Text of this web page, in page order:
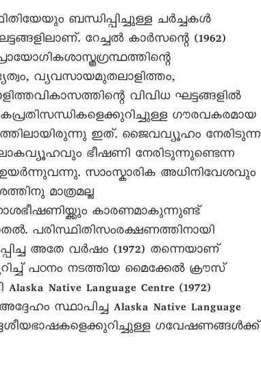
ബന്ധിപ്പിച്ചുള്ള ചർച്ചകൾ
റേച്ചൽ കാർസന്റെ (1962)
വ്യവസായമുതലാളിത്തം,
വിവിധ ഘട്ടങ്ങളിൽ
ഗൗരവകരമായ
ഇത്. ജൈവവ്യൂഹം നേരിടുന്ന
ഭീഷണി നേരിടുന്നുണ്ടെന്ന
സാംസ്കാരിക അധിനിവേശവും
മാത്രമല്ല
കാരണമാകുന്നുണ്ട്
പരിസ്ഥിതിസംരക്ഷണത്തിനായി
അതേ വർഷം (1972) തന്നെയാണ്
പഠനം നടത്തിയ മൈക്കേൽ ക്രൗസ്
Native Language Centre (1972)
സ്ഥാപിച്ച Alaska Native Language
ഗവേഷണങ്ങൾക്ക്